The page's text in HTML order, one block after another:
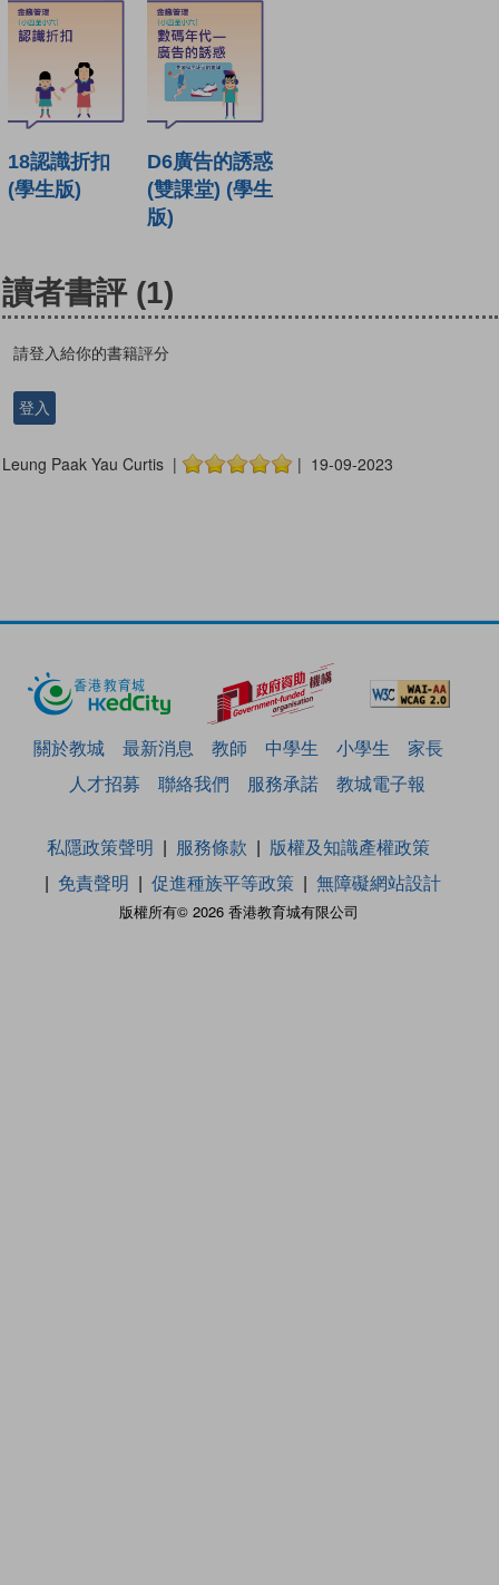
18認識折扣
(學生版)
D6廣告的誘惑
(雙課堂) (學生
版)
讀者書評 (1)
請登入給你的書籍評分
登入
Leung Paak Yau Curtis | | 19-09-2023
關於教城 最新消息 教師 中學生 小學生
家長
人才招募
聯絡我們 服務承諾 教城電子報
版權所有© 2026 香港教育城有限公司
私隱政策聲明 服務條款
版權及知識產權政策
免責聲明
促進種族平等政策 無障礙網站設計